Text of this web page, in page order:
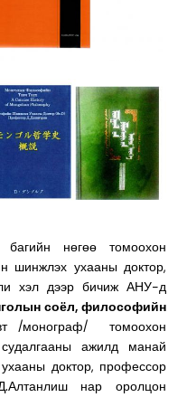
нөгөө томоохон
шинжлэх ухааны доктор,
хэл дээр бичиж АНУ-д
соёл, философийн
/монограф/ томоохон
ажилд манай
доктор, профессор
нар оролцон